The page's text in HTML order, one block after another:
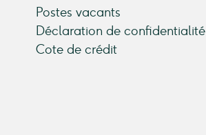
Postes vacants
Déclaration de confidentialité
Cote de crédit